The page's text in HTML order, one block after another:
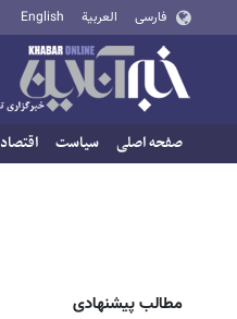
فارسی العربية English
صفحه اصلی سیاست اقتصاد
مطالب پیشنهادی